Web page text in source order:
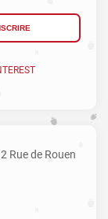
Rue de Rouen